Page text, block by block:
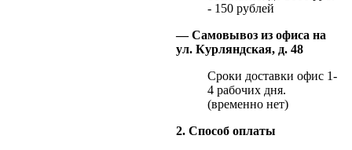
- 150 рублей
— Самовывоз из офиса на
ул. Курляндская, д. 48
Сроки доставки офис 1-
4 рабочих дня.
(временно нет)
2. Способ оплаты